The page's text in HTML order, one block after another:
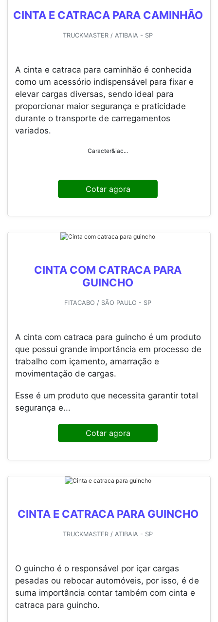
CINTA E CATRACA PARA CAMINHÃO
TRUCKMASTER / ATIBAIA - SP
A cinta e catraca para caminhão é conhecida
como um acessório indispensável para fixar e
elevar cargas diversas, sendo ideal para
proporcionar maior segurança e praticidade
durante o transporte de carregamentos
variados.
Caracter&iac...
Cotar agora
GUINCHO
FITACABO / SÃO PAULO - SP
que possui grande importância em processo de
trabalho com içamento, amarração e
movimentação de cargas.
Esse é um produto que necessita garantir total
segurança e...
Cotar agora
CINTA E CATRACA PARA GUINCHO